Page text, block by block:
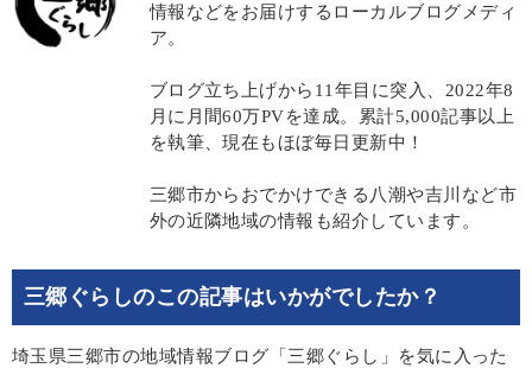
情報などをお届けするローカルブログメディ
ア。
ブログ立ち上げから11年目に突入、2022年8
月に月間60万PVを達成。累計5,000記事以上
を執筆、現在もほぼ毎日更新中！
三郷市からおでかけできる八潮や吉川など市
外の近隣地域の情報も紹介しています。
三郷ぐらしのこの記事はいかがでしたか？
埼玉県三郷市の地域情報ブログ「三郷ぐらし」を気に入った